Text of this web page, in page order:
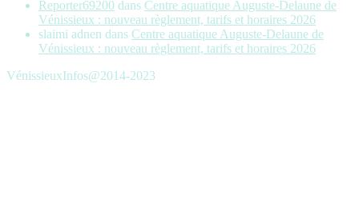
Reporter69200 dans Centre aquatique Auguste-Delaune de
Vénissieux : nouveau règlement, tarifs et horaires 2026
slaimi adnen dans Centre aquatique Auguste-Delaune de
Vénissieux : nouveau règlement, tarifs et horaires 2026
VénissieuxInfos@2014-2023